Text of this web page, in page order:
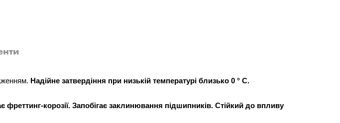
Надійне затвердіння при низькій температурі близько 0 ° C.
фреттинг-корозії. Запобігає заклинювання підшипників. Стійкий до впливу